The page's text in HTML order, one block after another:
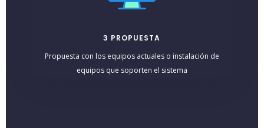
3 PROPUESTA
Propuesta con los equipos actuales o instalación de
equipos que soporten el sistema